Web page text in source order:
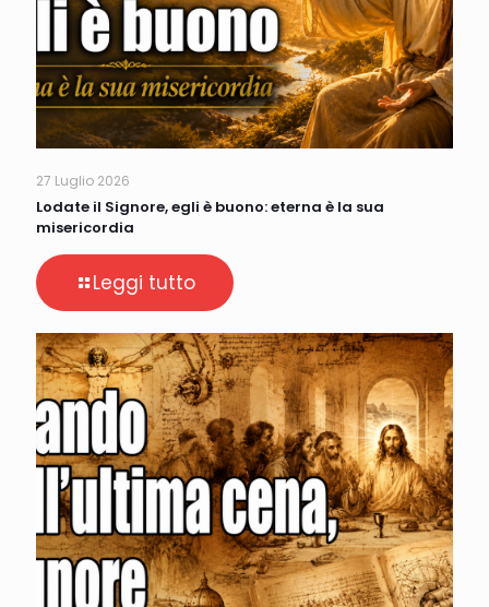
27 Luglio 2026
Lodate il Signore, egli è buono: eterna è la sua
misericordia
Leggi tutto